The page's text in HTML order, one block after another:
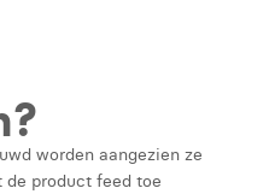
worden aangezien ze
de product feed toe